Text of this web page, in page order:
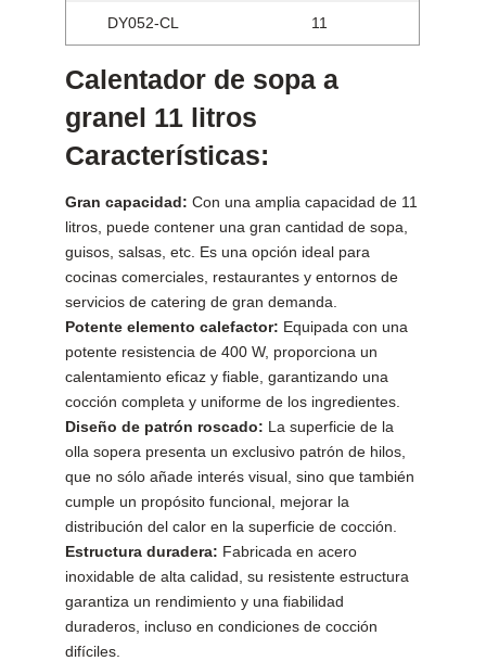
DY052-CL 11
Calentador de sopa a
granel 11 litros
Características:
Gran capacidad:Con una amplia capacidad de 11
litros, puede contener una gran cantidad de sopa,
guisos, salsas, etc. Es una opción ideal para
cocinas comerciales, restaurantes y entornos de
servicios de catering de gran demanda.
Potente elemento calefactor: Equipada con una
potente resistencia de 400 W, proporciona un
calentamiento eficaz y fiable, garantizando una
cocción completa y uniforme de los ingredientes.
Diseño de patrón roscado: La superficie de la
olla sopera presenta un exclusivo patrón de hilos,
que no sólo añade interés visual, sino que también
cumple un propósito funcional, mejorar la
distribución del calor en la superficie de cocción.
Estructura duradera: Fabricada en acero
inoxidable de alta calidad, su resistente estructura
garantiza un rendimiento y una fiabilidad
duraderos, incluso en condiciones de cocción
difíciles.